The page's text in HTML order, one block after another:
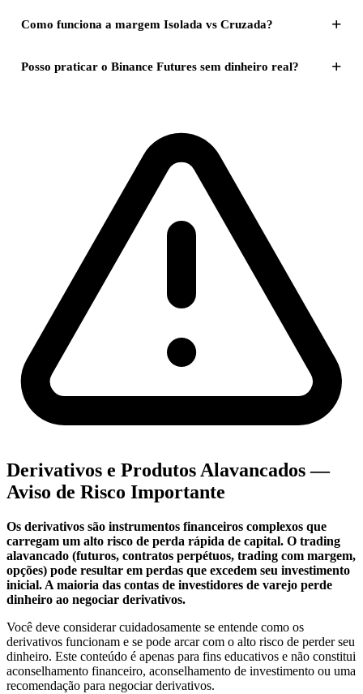
Como funciona a margem Isolada vs Cruzada? +
Posso praticar o Binance Futures sem dinheiro real? +
Derivativos e Produtos Alavancados —
Aviso de Risco Importante
Os derivativos são instrumentos financeiros complexos que
carregam um alto risco de perda rápida de capital. O trading
alavancado (futuros, contratos perpétuos, trading com margem,
opções) pode resultar em perdas que excedem seu investimento
inicial. A maioria das contas de investidores de varejo perde
dinheiro ao negociar derivativos.
Você deve considerar cuidadosamente se entende como os
derivativos funcionam e se pode arcar com o alto risco de perder seu
dinheiro. Este conteúdo é apenas para fins educativos e não constitui
aconselhamento financeiro, aconselhamento de investimento ou uma
recomendação para negociar derivativos.